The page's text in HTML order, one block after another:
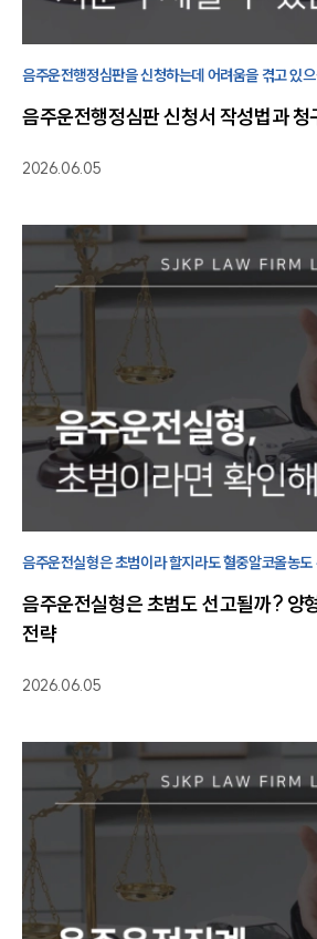
음주운전행정심판을 신청하는데 어려움을 겪고 있
음주운전행정심판 신청서 작성법과 청
2026.06.05
음주운전실형은 초범이라 할지라도 혈중알코올농
확인해보시기 바랍니다.
음주운전실형은 초범도 선고될까? 양
전략
2026.06.05